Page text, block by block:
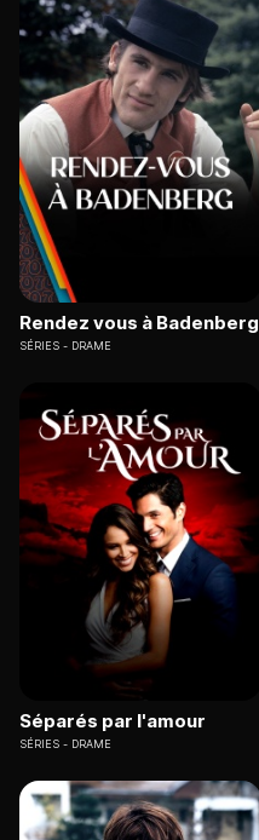
Rendez vous à Badenberg
SÉRIES DRAME
Séparés par l'amour
SÉRIES DRAME